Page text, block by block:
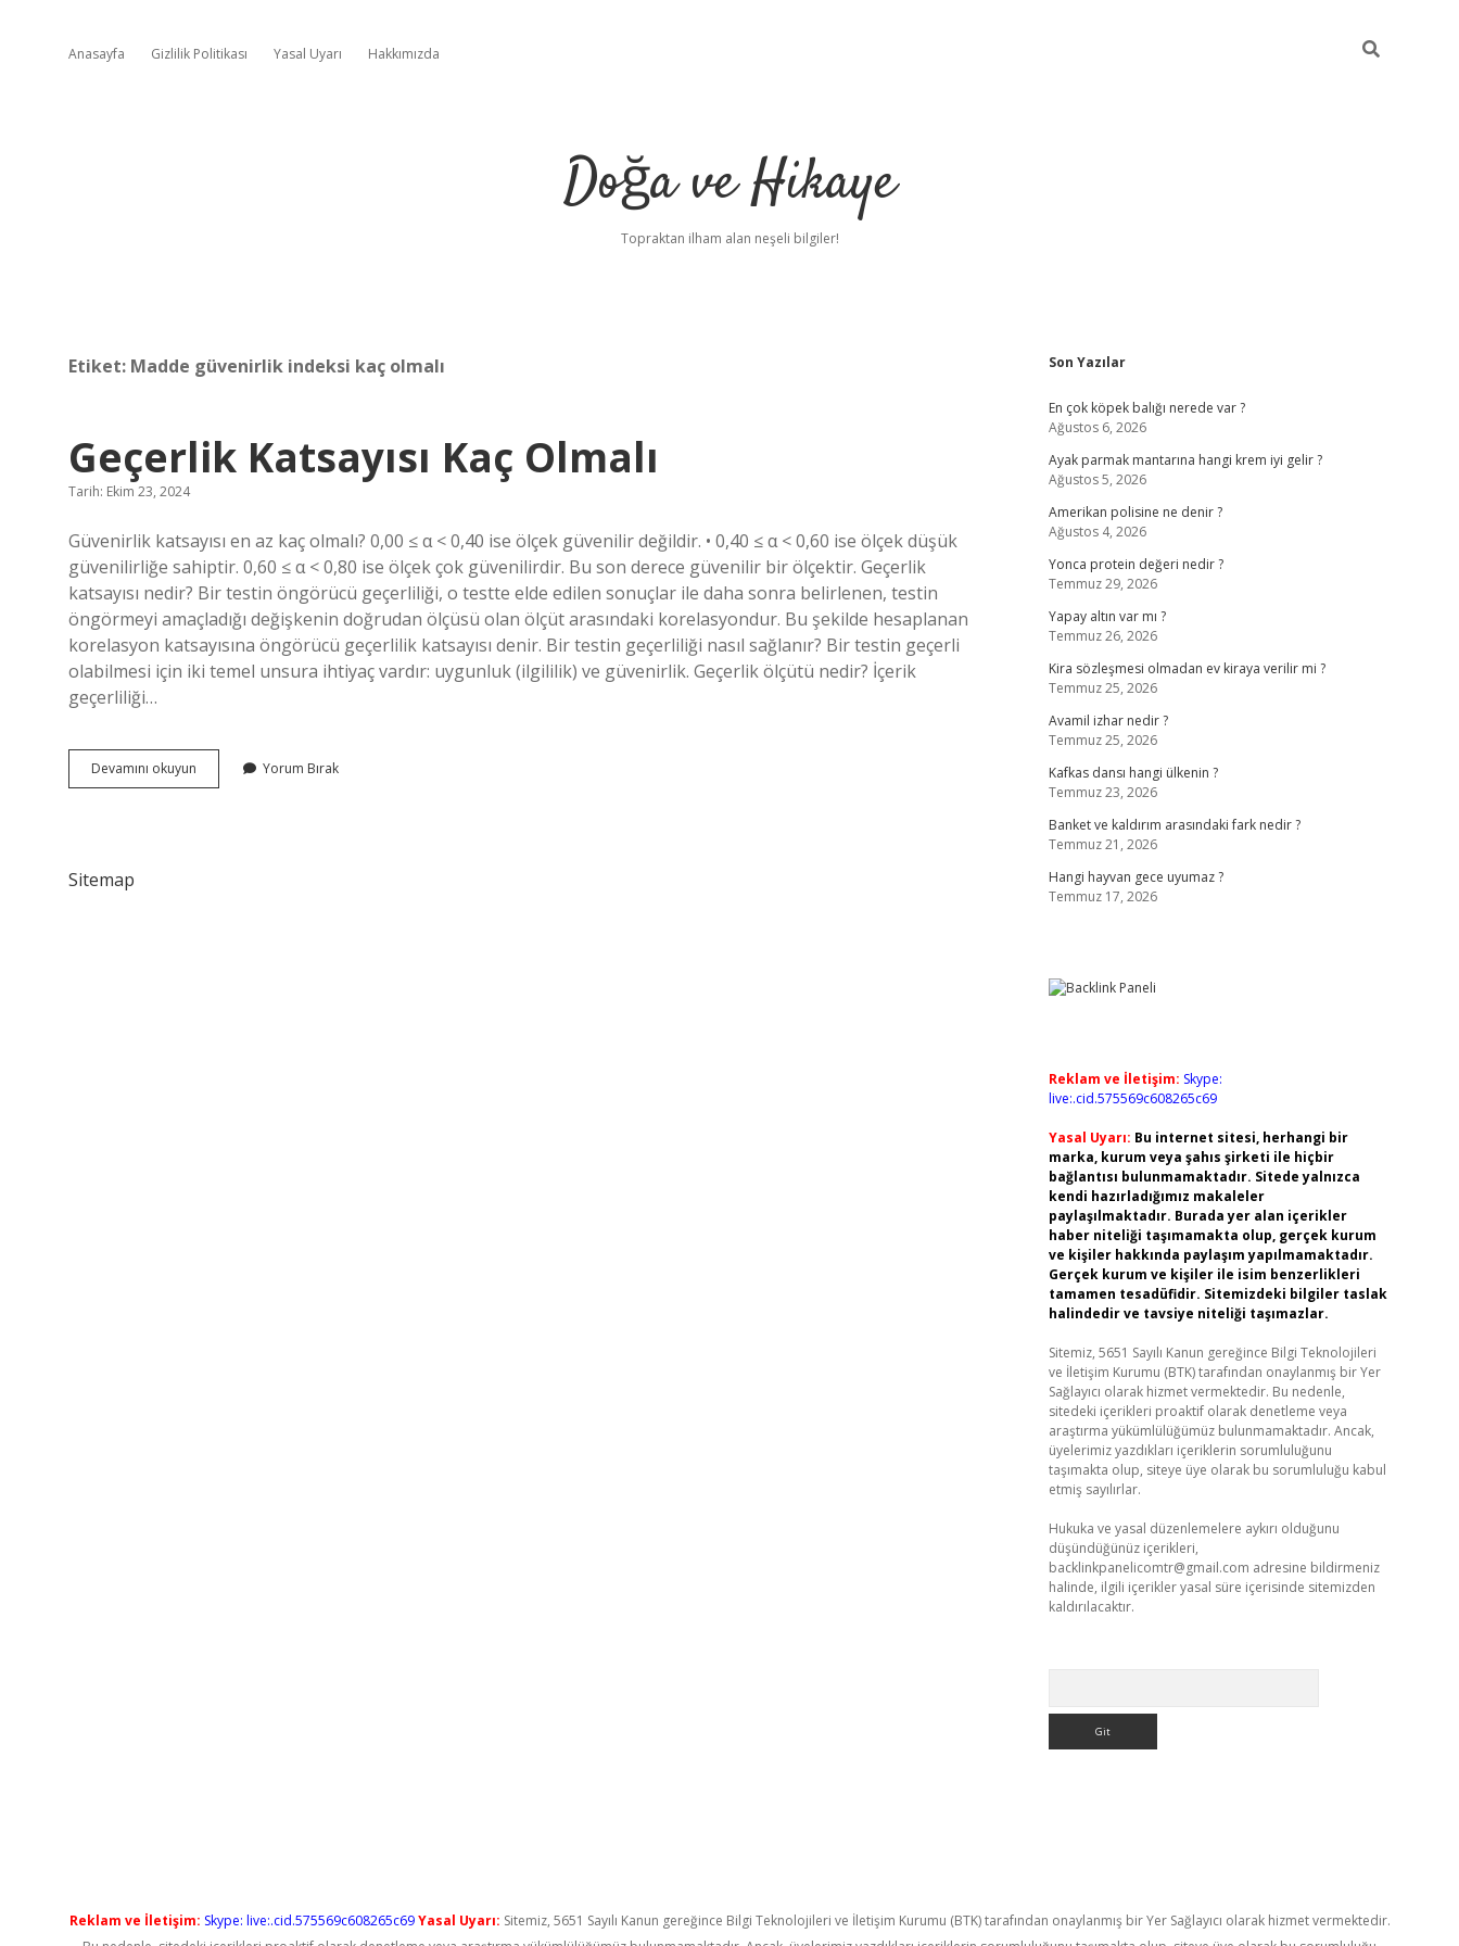
Anasayfa Gizlilik Politikası Yasal Uyarı Hakkımızda
Doğa ve Hikaye
Topraktan ilham alan neşeli bilgiler!
Etiket: Madde güvenirlik indeksi kaç olmalı
Geçerlik Katsayısı Kaç Olmalı
Tarih: Ekim 23, 2024
Güvenirlik katsayısı en az kaç olmalı? 0,00 ≤ α < 0,40 ise ölçek güvenilir değildir. • 0,40 ≤ α < 0,60 ise ölçek düşük
güvenilirliğe sahiptir. 0,60 ≤ α < 0,80 ise ölçek çok güvenilirdir. Bu son derece güvenilir bir ölçektir. Geçerlik
katsayısı nedir? Bir testin öngörücü geçerliliği, o testte elde edilen sonuçlar ile daha sonra belirlenen, testin
öngörmeyi amaçladığı değişkenin doğrudan ölçüsü olan ölçüt arasındaki korelasyondur. Bu şekilde hesaplanan
korelasyon katsayısına öngörücü geçerlilik katsayısı denir. Bir testin geçerliliği nasıl sağlanır? Bir testin geçerli
olabilmesi için iki temel unsura ihtiyaç vardır: uygunluk (ilgililik) ve güvenirlik. Geçerlik ölçütü nedir? İçerik
geçerliliği…
Devamını okuyun Geçerlik
Katsayısı
Yorum Bırak
Sitemap
Sidebar
Son Yazılar
En çok köpek balığı nerede var ?
Ağustos 6, 2026
Ayak parmak mantarına hangi krem iyi gelir ?
Ağustos 5, 2026
Amerikan polisine ne denir ?
Ağustos 4, 2026
Yonca protein değeri nedir ?
Temmuz 29, 2026
Yapay altın var mı ?
Temmuz 26, 2026
Kira sözleşmesi olmadan ev kiraya verilir mi ?
Temmuz 25, 2026
Avamil izhar nedir ?
Temmuz 25, 2026
Kafkas dansı hangi ülkenin ?
Temmuz 23, 2026
Banket ve kaldırım arasındaki fark nedir ?
Temmuz 21, 2026
Hangi hayvan gece uyumaz ?
Temmuz 17, 2026
Reklam ve İletişim: Skype:
live:.cid.575569c608265c69
Yasal Uyarı: Bu internet sitesi, herhangi bir
marka, kurum veya şahıs şirketi ile hiçbir
bağlantısı bulunmamaktadır. Sitede yalnızca
kendi hazırladığımız makaleler
paylaşılmaktadır. Burada yer alan içerikler
haber niteliği taşımamakta olup, gerçek kurum
ve kişiler hakkında paylaşım yapılmamaktadır.
Gerçek kurum ve kişiler ile isim benzerlikleri
tamamen tesadüfidir. Sitemizdeki bilgiler taslak
halindedir ve tavsiye niteliği taşımazlar.
Sitemiz, 5651 Sayılı Kanun gereğince Bilgi Teknolojileri
ve İletişim Kurumu (BTK) tarafından onaylanmış bir Yer
Sağlayıcı olarak hizmet vermektedir. Bu nedenle,
sitedeki içerikleri proaktif olarak denetleme veya
araştırma yükümlülüğümüz bulunmamaktadır. Ancak,
üyelerimiz yazdıkları içeriklerin sorumluluğunu
taşımakta olup, siteye üye olarak bu sorumluluğu kabul
etmiş sayılırlar.
Hukuka ve yasal düzenlemelere aykırı olduğunu
düşündüğünüz içerikleri,
backlinkpanelicomtr@gmail.com adresine bildirmeniz
halinde, ilgili içerikler yasal süre içerisinde sitemizden
kaldırılacaktır.
Reklam ve İletişim: Skype: live:.cid.575569c608265c69 Yasal Uyarı: Sitemiz, 5651 Sayılı Kanun gereğince Bilgi Teknolojileri ve İletişim Kurumu (BTK) tarafından onaylanmış bir Yer Sağlayıcı olarak hizmet vermektedir.